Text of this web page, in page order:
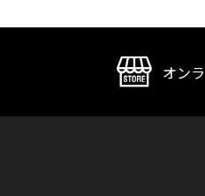
オン